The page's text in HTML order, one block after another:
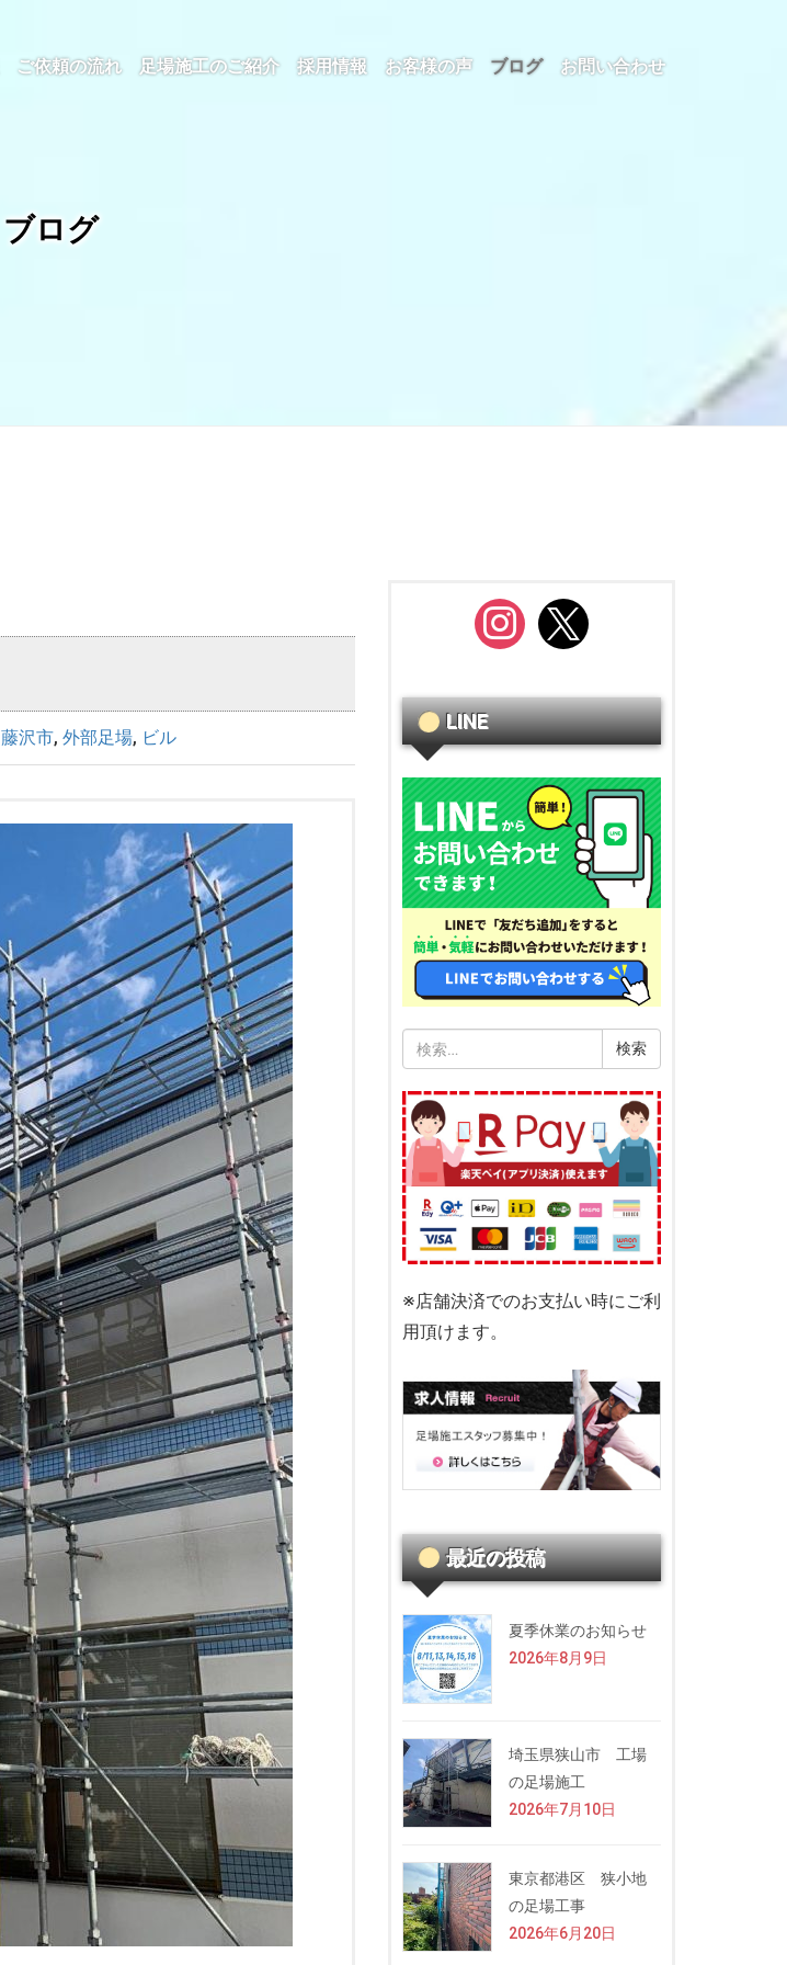
ご依頼の流れ 足場施工のご紹介 採用情報 お客様の声 ブログ お問い合わせ
ブログ
藤沢市, 外部足場, ビル
instagram
x
LINE
索:
※店舗決済でのお支払い時にご利
用頂けます。
最近の投稿
夏季休業のお知らせ
2026年8月9日
埼玉県狭山市 工場
の足場施工
2026年7月10日
東京都港区 狭小地
の足場工事
2026年6月20日